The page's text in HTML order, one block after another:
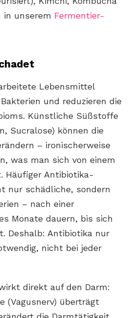
in unserem Fermentier-
Lebensmittel
und reduzieren die
Künstliche Süßstoffe
Sucralose) können die
– ironischerweise
was man sich von einem
Häufiger Antibiotika-
nur schädliche, sondern
– nach einer
Monate dauern, bis sich
Deshalb: Antibiotika nur
nicht bei jeder
direkt auf den Darm:
(Vagusnerv) überträgt